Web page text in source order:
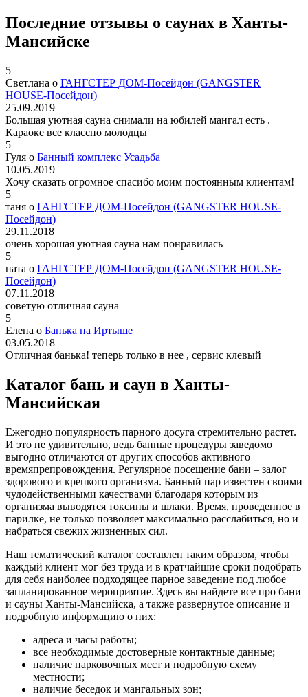
Последние отзывы о саунах в Ханты-
Мансийске
5
Светлана о ГАНГСТЕР ДОМ-Посейдон (GANGSTER
HOUSE-Посейдон)
25.09.2019
Большая уютная сауна снимали на юбилей мангал есть .
Караоке все классно молодцы
5
Гуля о Банный комплекс Усадьба
10.05.2019
Хочу сказать огромное спасибо моим постоянным клиентам!
5
таня о ГАНГСТЕР ДОМ-Посейдон (GANGSTER HOUSE-
Посейдон)
29.11.2018
очень хорошая уютная сауна нам понравилась
5
ната о ГАНГСТЕР ДОМ-Посейдон (GANGSTER HOUSE-
Посейдон)
07.11.2018
советую отличная сауна
5
Елена о Банька на Иртыше
03.05.2018
Отличная банька! теперь только в нее , сервис клевый
Каталог бань и саун в Ханты-
Мансийская
Ежегодно популярность парного досуга стремительно растет.
И это не удивительно, ведь банные процедуры заведомо
выгодно отличаются от других способов активного
времяпрепровождения. Регулярное посещение бани – залог
здорового и крепкого организма. Банный пар известен своими
чудодейственными качествами благодаря которым из
организма выводятся токсины и шлаки. Время, проведенное в
парилке, не только позволяет максимально расслабиться, но и
набраться свежих жизненных сил.
Наш тематический каталог составлен таким образом, чтобы
каждый клиент мог без труда и в кратчайшие сроки подобрать
для себя наиболее подходящее парное заведение под любое
запланированное мероприятие. Здесь вы найдете все про бани
и сауны Ханты-Мансийска, а также развернутое описание и
подробную информацию о них:
адреса и часы работы;
все необходимые достоверные контактные данные;
наличие парковочных мест и подробную схему
местности;
наличие беседок и мангальных зон;